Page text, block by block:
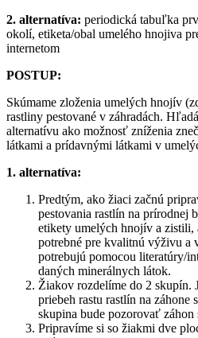
2. alternatíva: periodická tabuľka
okolí, etiketa/obal umelého hnojiva
internetom
POSTUP:
Skúmame zloženia umelých hnojív
rastliny pestované v záhradách.
alternatívu ako možnosť zníženia
látkami a prídavnými látkami v
1. alternatíva:
Predtým, ako žiaci začnú
pestovania rastlín na prírodnej
etikety umelých hnojív a zistili,
potrebné pre kvalitnú výživu a
potrebujú pomocou literatúry/
daných minerálnych látok.
Žiakov rozdelíme do 2 skupín.
priebeh rastu rastlín na
skupina bude pozorovať
Pripravíme si so žiakmi dve